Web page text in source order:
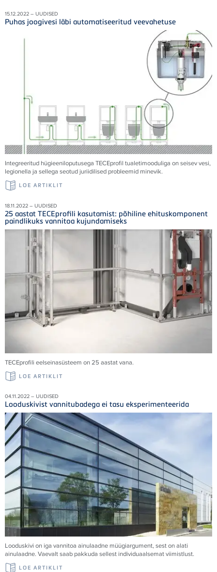
15.12.2022 – UUDISED
Puhas joogivesi läbi automatiseeritud veevahetuse
Integreeritud hügieeniloputusega TECEprofil tualetimooduliga on seisev vesi,
legionella ja sellega seotud juriidilised probleemid minevik.
LOE ARTIKLIT
18.11.2022 – UUDISED
25 aastat TECEprofili kasutamist: põhiline ehituskomponent
paindlikuks vannitoa kujundamiseks
TECEprofili eelseinasüsteem on 25 aastat vana.
LOE ARTIKLIT
04.11.2022 – UUDISED
Looduskivist vannitubadega ei tasu eksperimenteerida
Looduskivi on iga vannitoa ainulaadne müügiargument, sest on alati
ainulaadne. Vaevalt saab pakkuda sellest individuaalsemat viimistlust.
LOE ARTIKLIT